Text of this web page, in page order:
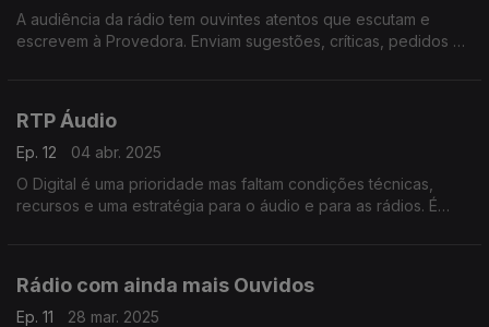
A audiência da rádio tem ouvintes atentos que escutam e
escrevem à Provedora. Enviam sugestões, críticas, pedidos de
RTP Áudio
Ep. 12
04 abr. 2025
O Digital é uma prioridade mas faltam condições técnicas,
recursos e uma estratégia para o áudio e para as rádios. É
Rádio com ainda mais Ouvidos
Ep. 11
28 mar. 2025